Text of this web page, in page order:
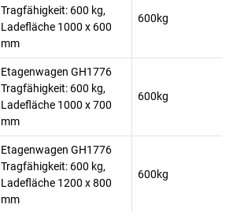
Tragfähigkeit: 600 kg,
Ladefläche 1000 x 600
mm
600kg
Etagenwagen GH1776
Tragfähigkeit: 600 kg,
Ladefläche 1000 x 700
mm
600kg
Etagenwagen GH1776
Tragfähigkeit: 600 kg,
Ladefläche 1200 x 800
mm
600kg